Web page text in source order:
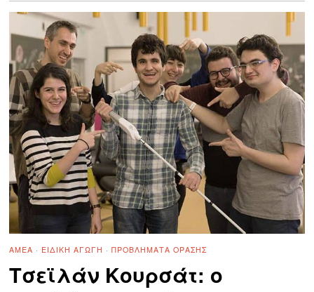
ΑΜΕΑ · ΕΙΔΙΚΉ ΑΓΩΓΉ · ΠΡΟΒΛΉΜΑΤΑ ΌΡΑΣΗΣ
Τσεϊλάν Κουρσάτ: ο